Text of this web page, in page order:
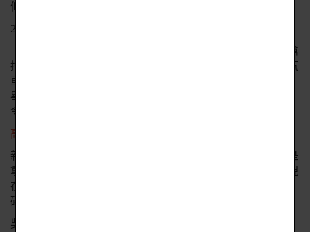
修護超跑的夢想。（記者洪美秀攝）
2020/12/11 05:30
〔記者洪美秀／竹市報導〕汽車修護「黑手」成各大車廠搶
招人才，起薪三十Ｋ以上，還外加獎金！新竹市光復高中汽
車修護科三年級學生陳冠宇獲全國技藝競賽汽車修護優勝，
畢業後可以到賓士汽車修護廠工作，晚上還可到大學進修，
令人欽羨的黑金鐵飯碗提前到手。
高三生 鐵飯碗提前到手
新竹市賓士修車廠廠長吳榮發說，高中汽修科學生、尤其是
拿到全國技藝競賽優勝的選手，是汽車業界爭搶的人才，現
在汽車修護早不再是「黑手」代名詞，而是「黑金鐵飯
碗」。
吳榮發表示，要到進口車廠擔任汽修員，不僅要會使用電